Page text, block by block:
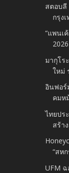
สตอบลี
กรุง
“แพนเ
มากุโร
ใหม่
อินฟอร์
คมห
ไทยปร
สร้า
“สหก
UFM ฉ